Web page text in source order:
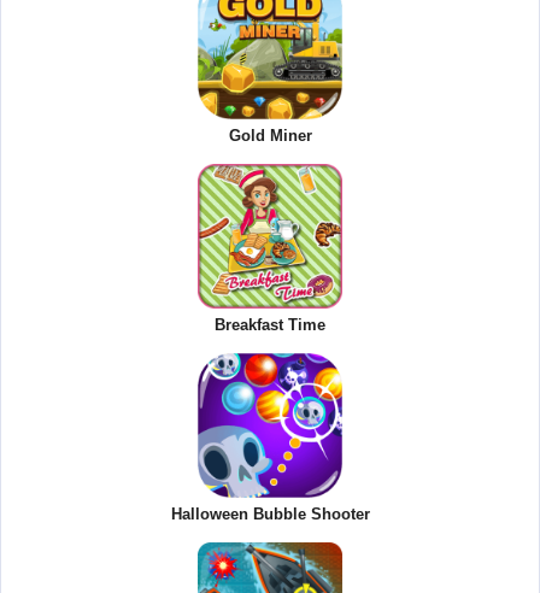
Gold Miner
Breakfast Time
Halloween Bubble Shooter